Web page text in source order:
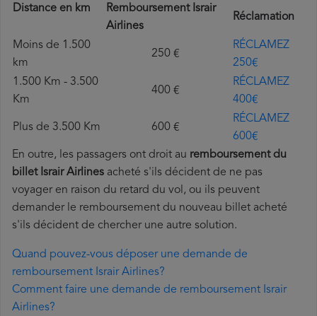
Distance en km
Remboursement Israir
Airlines
Réclamation
Moins de 1.500
km
250 €
RÉCLAMEZ
250€
1.500 Km - 3.500
Km
400 €
RÉCLAMEZ
400€
Plus de 3.500 Km 600 €
RÉCLAMEZ
600€
En outre, les passagers ont droit au remboursement du
billet Israir Airlines acheté s'ils décident de ne pas
voyager en raison du retard du vol, ou ils peuvent
demander le remboursement du nouveau billet acheté
s'ils décident de chercher une autre solution.
Quand pouvez-vous déposer une demande de
remboursement Israir Airlines?
Comment faire une demande de remboursement Israir
Airlines?